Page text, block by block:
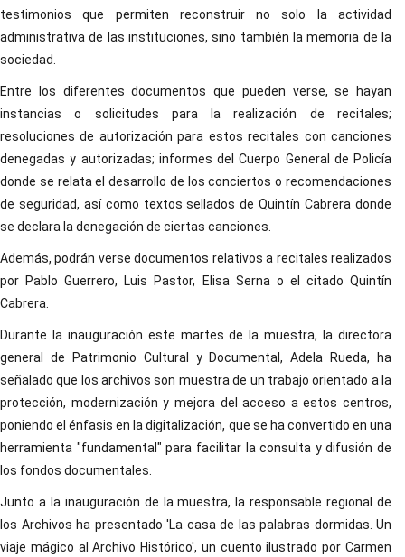
testimonios que permiten reconstruir no solo la actividad
administrativa de las instituciones, sino también la memoria de la
sociedad.
Entre los diferentes documentos que pueden verse, se hayan
instancias o solicitudes para la realización de recitales;
resoluciones de autorización para estos recitales con canciones
denegadas y autorizadas; informes del Cuerpo General de Policía
donde se relata el desarrollo de los conciertos o recomendaciones
de seguridad, así como textos sellados de Quintín Cabrera donde
se declara la denegación de ciertas canciones.
Además, podrán verse documentos relativos a recitales realizados
por Pablo Guerrero, Luis Pastor, Elisa Serna o el citado Quintín
Cabrera.
Durante la inauguración este martes de la muestra, la directora
general de Patrimonio Cultural y Documental, Adela Rueda, ha
señalado que los archivos son muestra de un trabajo orientado a la
protección, modernización y mejora del acceso a estos centros,
poniendo el énfasis en la digitalización, que se ha convertido en una
herramienta "fundamental" para facilitar la consulta y difusión de
los fondos documentales.
Junto a la inauguración de la muestra, la responsable regional de
los Archivos ha presentado 'La casa de las palabras dormidas. Un
viaje mágico al Archivo Histórico', un cuento ilustrado por Carmen